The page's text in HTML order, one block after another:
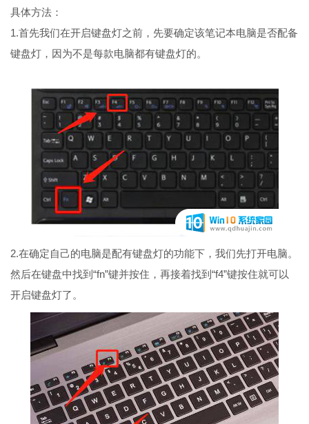
具体方法：
1.首先我们在开启键盘灯之前，先要确定该笔记本电脑是否配备
键盘灯，因为不是每款电脑都有键盘灯的。
2.在确定自己的电脑是配有键盘灯的功能下，我们先打开电脑。
然后在键盘中找到“fn”键并按住，再接着找到“f4”键按住就可以
开启键盘灯了。